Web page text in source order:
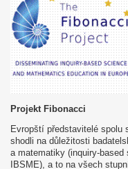
Projekt Fibonacci
Evropští představitelé spolu
shodli na důležitosti
a matematiky (inquiry-
IBSME), a to na všech